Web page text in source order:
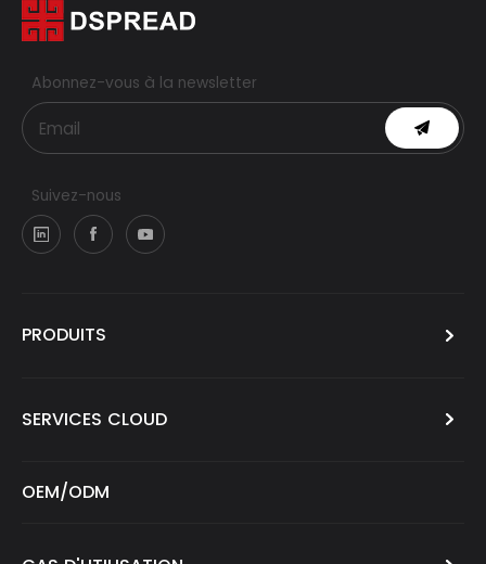
Abonnez-vous à la newsletter
Suivez-nous
PRODUITS
SERVICES CLOUD
OEM/ODM